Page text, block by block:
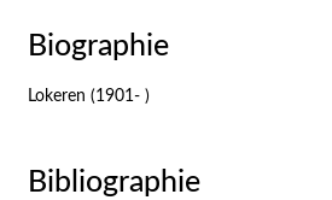
Biographie
Lokeren (1901- )
Bibliographie